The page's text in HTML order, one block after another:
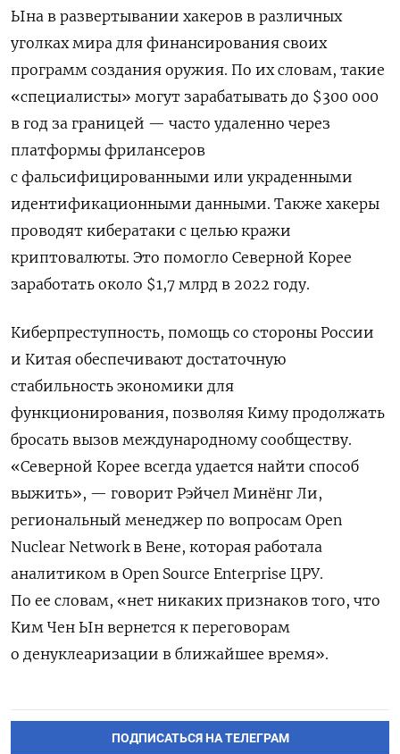
Ына в развертывании хакеров в различных
уголках мира для финансирования своих
программ создания оружия. По их словам, такие
«специалисты» могут зарабатывать до $300 000
в год за границей — часто удаленно через
платформы фрилансеров
с фальсифицированными или украденными
идентификационными данными. Также хакеры
проводят кибератаки с целью кражи
криптовалюты. Это помогло Северной Корее
заработать около $1,7 млрд в 2022 году.
Киберпреступность, помощь со стороны России
и Китая обеспечивают достаточную
стабильность экономики для
функционирования, позволяя Киму продолжать
бросать вызов международному сообществу.
«Северной Корее всегда удается найти способ
выжить», — говорит Рэйчел Минёнг Ли,
региональный менеджер по вопросам Open
Nuclear Network в Вене, которая работала
аналитиком в Open Source Enterprise ЦРУ.
По ее словам, «нет никаких признаков того, что
Ким Чен Ын вернется к переговорам
о денуклеаризации в ближайшее время».
ПОДПИСАТЬСЯ НА ТЕЛЕГРАМ